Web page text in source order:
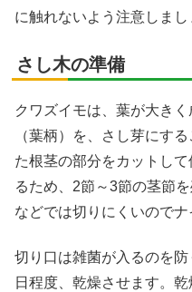
に触れないよう注意しまし
さし木の準備
クワズイモは、葉が大き
（葉柄）を、さし芽にす
た根茎の部分をカットし
るため、2節～3節の茎節
などでは切りにくいのでナ
切り口は雑菌が入るのを
日程度、乾燥させます。